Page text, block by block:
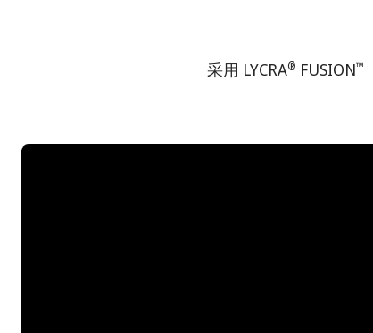
采用 LYCRA® FUSION™